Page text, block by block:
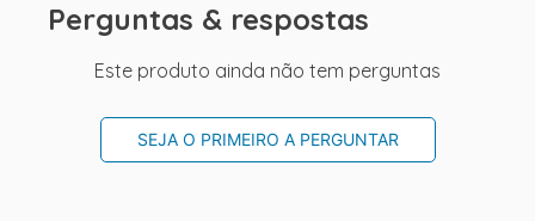
Perguntas & respostas
Este produto ainda não tem perguntas
SEJA O PRIMEIRO A PERGUNTAR